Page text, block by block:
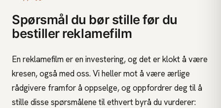
Spørsmål du bør stille før du
bestiller reklamefilm
En reklamefilm er en investering, og det er klokt å være
kresen, også med oss. Vi heller mot å være ærlige
rådgivere framfor å oppselge, og oppfordrer deg til å
stille disse spørsmålene til ethvert byrå du vurderer: